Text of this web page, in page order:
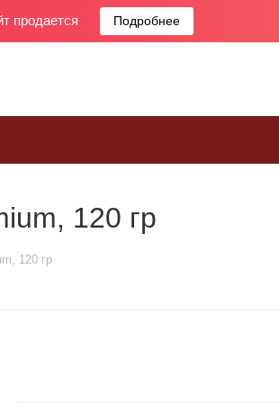
продается Подробнее
120 гр
120 гр